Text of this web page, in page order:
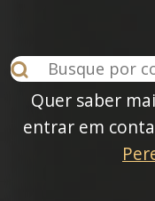
Quer saber
entrar em